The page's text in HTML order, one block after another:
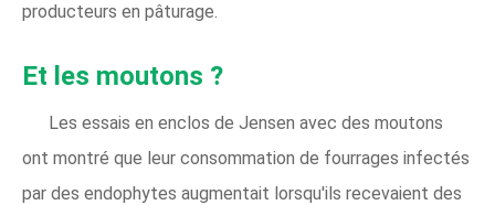
producteurs en pâturage.
Et les moutons ?
Les essais en enclos de Jensen avec des moutons
ont montré que leur consommation de fourrages infectés
par des endophytes augmentait lorsqu'ils recevaient des